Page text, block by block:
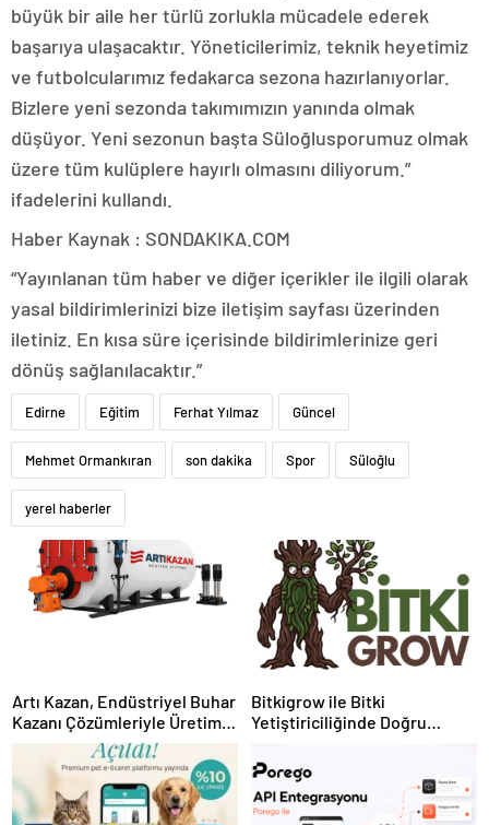
büyük bir aile her türlü zorlukla mücadele ederek
başarıya ulaşacaktır. Yöneticilerimiz, teknik heyetimiz
ve futbolcularımız fedakarca sezona hazırlanıyorlar.
Bizlere yeni sezonda takımımızın yanında olmak
düşüyor. Yeni sezonun başta Süloğlusporumuz olmak
üzere tüm kulüplere hayırlı olmasını diliyorum.”
ifadelerini kullandı.
Haber Kaynak : SONDAKIKA.COM
“Yayınlanan tüm haber ve diğer içerikler ile ilgili olarak
yasal bildirimlerinizi bize iletişim sayfası üzerinden
iletiniz. En kısa süre içerisinde bildirimlerinize geri
dönüş sağlanılacaktır.”
Edirne Eğitim Ferhat Yılmaz Güncel
Mehmet Ormankıran son dakika Spor Süloğlu
yerel haberler
Artı Kazan, Endüstriyel Buhar
Kazanı Çözümleriyle Üretim
Tesislerine Verimli Sistemler
Sunuyor
Bitkigrow ile Bitki
Yetiştiriciliğinde Doğru